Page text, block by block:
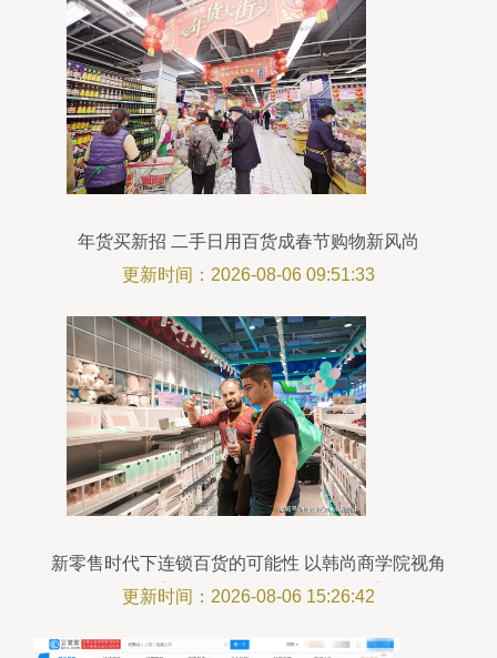
年货买新招 二手日用百货成春节购物新风尚
更新时间：2026-08-06 09:51:33
新零售时代下连锁百货的可能性 以韩尚商学院视角
解读二手日用百货销售与人货场的重构
更新时间：2026-08-06 15:26:42